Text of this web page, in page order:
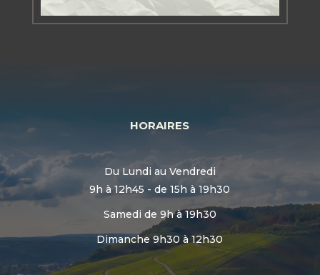
HORAIRES
Du Lundi au Vendredi
9h à 12h45 - de 15h à 19h30
Samedi de 9h à 19h30
Dimanche 9h30 à 12h30